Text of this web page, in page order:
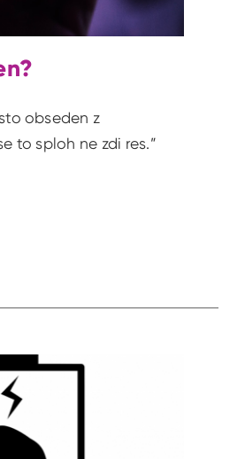
obseden z
to sploh ne zdi res.”